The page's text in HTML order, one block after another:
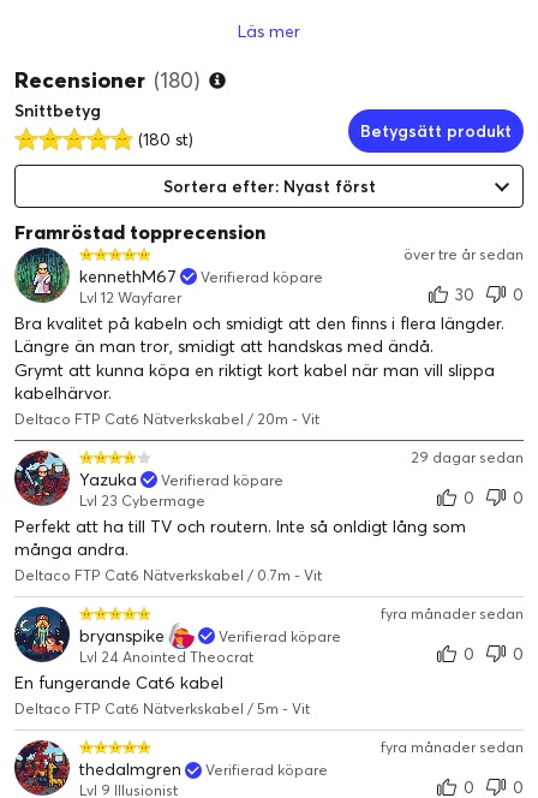
Läs mer
Recensioner (180)
Snittbetyg
(180 st)
Betygsätt produkt
Sortera efter: Nyast först
Framröstad topprecension
över tre år sedan
kennethM67
Verifierad köpare
Lvl 12 Wayfarer
30
0
Bra kvalitet på kabeln och smidigt att den finns i flera längder.
Längre än man tror, smidigt att handskas med ändå.
Grymt att kunna köpa en riktigt kort kabel när man vill slippa
kabelhärvor.
Deltaco FTP Cat6 Nätverkskabel / 20m - Vit
29 dagar sedan
Yazuka
Verifierad köpare
Lvl 23 Cybermage
0
0
Perfekt att ha till TV och routern. Inte så onldigt lång som
många andra.
Deltaco FTP Cat6 Nätverkskabel / 0.7m - Vit
fyra månader sedan
bryanspike
Verifierad köpare
Lvl 24 Anointed Theocrat
0
0
En fungerande Cat6 kabel
Deltaco FTP Cat6 Nätverkskabel / 5m - Vit
fyra månader sedan
thedalmgren
Verifierad köpare
Lvl 9 Illusionist
0 0